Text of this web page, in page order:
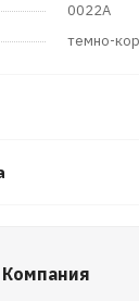
0022A
темно-
Компания